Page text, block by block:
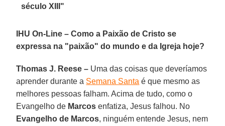
século XIII"
IHU On-Line – Como a Paixão de Cristo se
expressa na "paixão" do mundo e da Igreja hoje?
Thomas J. Reese – Uma das coisas que deveríamos
aprender durante a Semana Santa é que mesmo as
melhores pessoas falham. Acima de tudo, como o
Evangelho de Marcos enfatiza, Jesus falhou. No
Evangelho de Marcos, ninguém entende Jesus, nem